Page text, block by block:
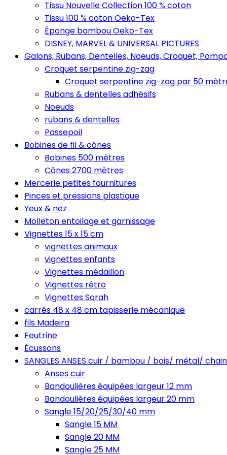
Tissu Nouvelle Collection 100 % coton
Tissu 100 % coton Oeko-Tex
Éponge bambou Oeko-Tex
DISNEY, MARVEL & UNIVERSAL PICTURES
Galons, Rubans, Dentelles, Noeuds, Croquet,
Croquet serpentine zig-zag
Croquet serpentine zig-zag par 50
Rubans & dentelles adhésifs
Noeuds
rubans & dentelles
Passepoil
Bobines de fil & cônes
Bobines 500 mètres
Cônes 2700 mètres
Mercerie petites fournitures
Pinces et pressions plastique
Yeux & nez
Molleton entoilage et garnissage
Vignettes 15 x 15 cm
vignettes animaux
vignettes enfants
Vignettes médaillon
Vignettes rétro
Vignettes Sarah
carrés 48 x 48 cm tapisserie mécanique
fils Madeira
Feutrine
Écussons
SANGLES ANSES cuir / bambou / bois/ métal/
Anses cuir
Bandoulières équipées largeur 12 mm
Bandoulières équipées largeur 20 mm
Sangle 15/20/25/30/40 mm
Sangle 15 MM
Sangle 20 MM
Sangle 25 MM